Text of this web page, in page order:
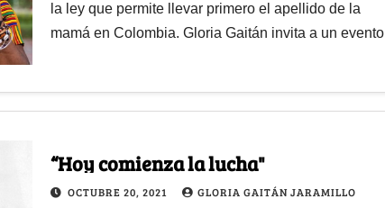
la ley que permite llevar primero el apellido de la
mamá en Colombia. Gloria Gaitán invita a un evento
“Hoy comienza la lucha"
OCTUBRE 20, 2021 GLORIA GAITÁN JARAMILLO